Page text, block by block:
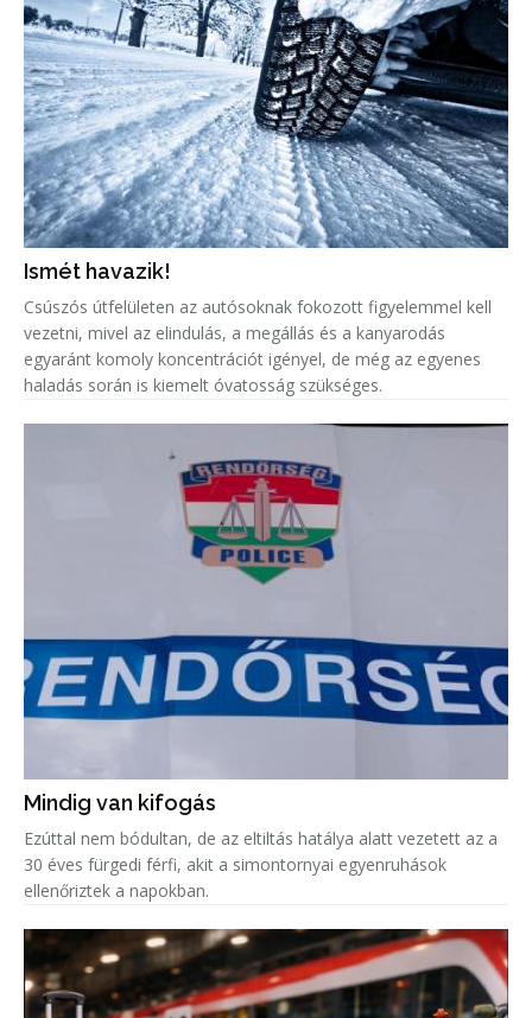
Ismét havazik!
Csúszós útfelületen az autósoknak fokozott figyelemmel kell
vezetni, mivel az elindulás, a megállás és a kanyarodás
egyaránt komoly koncentrációt igényel, de még az egyenes
haladás során is kiemelt óvatosság szükséges.
Mindig van kifogás
Ezúttal nem bódultan, de az eltiltás hatálya alatt vezetett az a
30 éves fürgedi férfi, akit a simontornyai egyenruhások
ellenőriztek a napokban.